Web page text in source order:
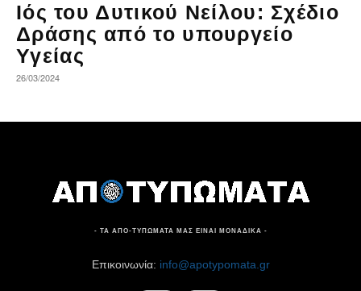
Ιός του Δυτικού Νείλου: Σχέδιο
Δράσης από το υπουργείο
Υγείας
26/03/2024
- ΤΑ ΑΠΟ-ΤΥΠΩΜΑΤΑ ΜΑΣ ΕΙΝΑΙ ΜΟΝΑΔΙΚΑ -
Επικοινωνία: info@apotypomata.gr